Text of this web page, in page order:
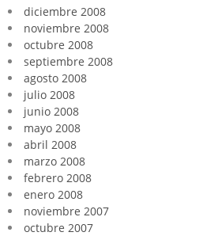
diciembre 2008
noviembre 2008
octubre 2008
septiembre 2008
agosto 2008
julio 2008
junio 2008
mayo 2008
abril 2008
marzo 2008
febrero 2008
enero 2008
noviembre 2007
octubre 2007